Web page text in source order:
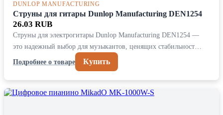
DUNLOP MANUFACTURING
Струны для гитары Dunlop Manufacturing DEN1254
26.03 RUB
Струны для электрогитары Dunlop Manufacturing DEN1254 —
это надежный выбор для музыкантов, ценящих стабильност…
Подробнее о товаре
Купить